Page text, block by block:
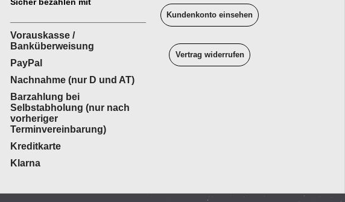
Vorauskasse /
Banküberweisung
PayPal
Nachnahme (nur D und AT)
Barzahlung bei
Selbstabholung (nur nach
vorheriger
Terminvereinbarung)
Kreditkarte
Klarna
Kundenkonto einsehen
Vertrag widerrufen